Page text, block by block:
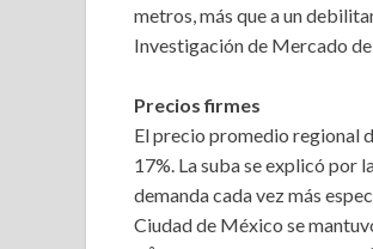
metros, más que a un
Investigación de Mercado
Precios firmes
El precio promedio regional
17%. La suba se explicó por
demanda cada vez más
Ciudad de México se